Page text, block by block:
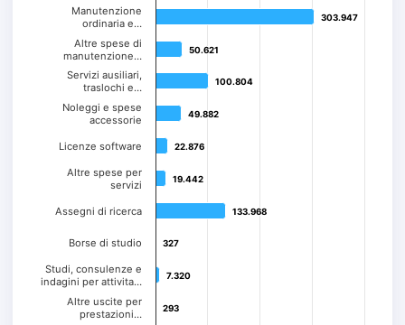
303.947
303.947
50.621
50.621
100.804
100.804
49.882
49.882
22.876
22.876
19.442
19.442
133.968
133.968
327
327
7.320
7.320
293
293
Manutenzione
ordinaria e…
Altre spese di
manutenzione…
Servizi ausiliari,
traslochi e…
Noleggi e spese
accessorie
Licenze software
Altre spese per
servizi
Assegni di ricerca
Borse di studio
Studi, consulenze e
indagini per attivita…
Altre uscite per
prestazioni…